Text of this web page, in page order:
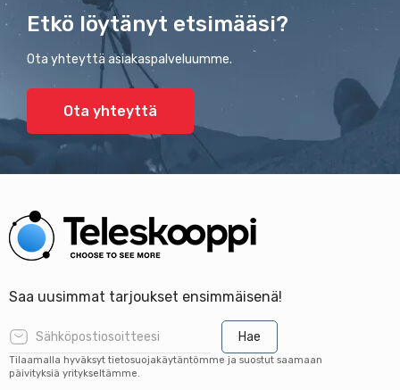
Etkö löytänyt etsimääsi?
Ota yhteyttä asiakaspalveluumme.
Ota yhteyttä
Saa uusimmat tarjoukset ensimmäisenä!
Hae
Tilaamalla hyväksyt tietosuojakäytäntömme ja suostut saamaan
päivityksiä yritykseltämme.